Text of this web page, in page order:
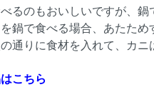
るのもおいしいですが、
鍋で食べる場合、あたた
通りに食材を入れて、カ
こちら